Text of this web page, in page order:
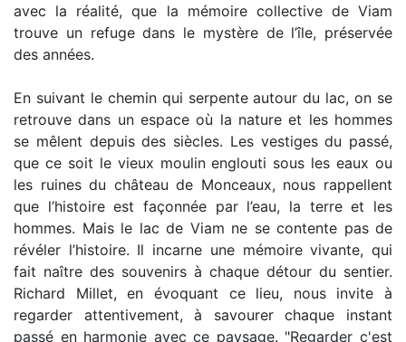
avec la réalité, que la mémoire collective de Viam
trouve un refuge dans le mystère de l’île, préservée
des années.
En suivant le chemin qui serpente autour du lac, on se
retrouve dans un espace où la nature et les hommes
se mêlent depuis des siècles. Les vestiges du passé,
que ce soit le vieux moulin englouti sous les eaux ou
les ruines du château de Monceaux, nous rappellent
que l’histoire est façonnée par l’eau, la terre et les
hommes. Mais le lac de Viam ne se contente pas de
révéler l’histoire. Il incarne une mémoire vivante, qui
fait naître des souvenirs à chaque détour du sentier.
Richard Millet, en évoquant ce lieu, nous invite à
regarder attentivement, à savourer chaque instant
passé en harmonie avec ce paysage. "Regarder c'est